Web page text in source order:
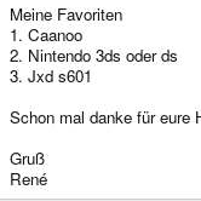
Meine Favoriten
1. Caanoo
2. Nintendo 3ds oder ds
3. Jxd s601
Schon mal danke für eure
Gruß
René